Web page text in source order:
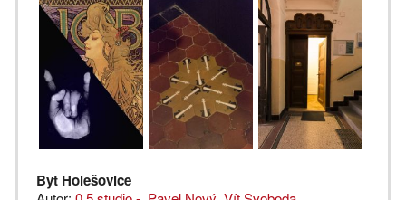
Byt Holešovice